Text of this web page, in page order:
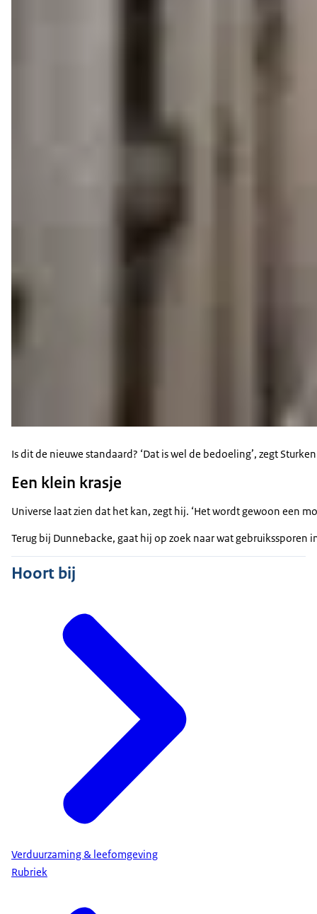
Is dit de nieuwe standaard? ‘Dat is wel de bedoeling’, zegt
Een klein krasje
Universe laat zien dat het kan, zegt hij. ‘Het wordt gewoon een
Terug bij Dunnebacke, gaat hij op zoek naar wat gebruikssporen
Hoort bij
Verduurzaming & leefomgeving
Rubriek